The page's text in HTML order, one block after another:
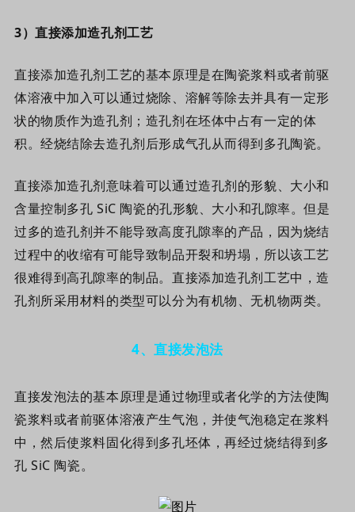
3）直接添加造孔剂工艺
直接添加造孔剂工艺的基本原理是在陶瓷浆料或者前驱
体溶液中加入可以通过烧除、溶解等除去并具有一定形
状的物质作为造孔剂；造孔剂在坯体中占有一定的体
积。经烧结除去造孔剂后形成气孔从而得到多孔陶瓷。
直接添加造孔剂意味着可以通过造孔剂的形貌、大小和
含量控制多孔 SiC 陶瓷的孔形貌、大小和孔隙率。但是
过多的造孔剂并不能导致高度孔隙率的产品，因为烧结
过程中的收缩有可能导致制品开裂和坍塌，所以该工艺
很难得到高孔隙率的制品。直接添加造孔剂工艺中，造
孔剂所采用材料的类型可以分为有机物、无机物两类。
4、直接发泡法
直接发泡法的基本原理是通过物理或者化学的方法使陶
瓷浆料或者前驱体溶液产生气泡，并使气泡稳定在浆料
中，然后使浆料固化得到多孔坯体，再经过烧结得到多
孔 SiC 陶瓷。